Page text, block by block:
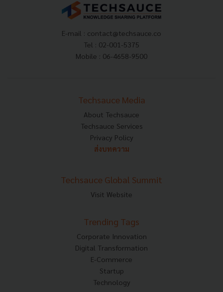
E-mail : contact@techsauce.co
Tel : 02-001-5375
Mobile : 06-4658-9500
Techsauce Media
About Techsauce
Techsauce Services
Privacy Policy
ส่งบทความ
Techsauce Global Summit
Visit Website
Trending Tags
Corporate Innovation
Digital Transformation
E-Commerce
Startup
Technology